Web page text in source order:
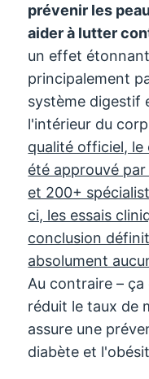
prévenir les
aider à lutter
un effet
principalement
système digestif
l'intérieur du
qualité officiel, le
été approuvé
et 200+
ci, les essais
conclusion
absolument
Au contraire –
réduit le taux de
assure une
diabète et